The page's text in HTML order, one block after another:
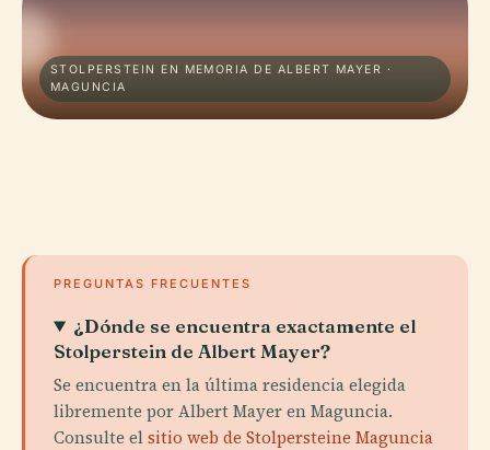
STOLPERSTEIN EN MEMORIA DE ALBERT MAYER ·
MAGUNCIA
PREGUNTAS FRECUENTES
¿Dónde se encuentra exactamente el
Stolperstein de Albert Mayer?
Se encuentra en la última residencia elegida
libremente por Albert Mayer en Maguncia.
Consulte elsitio web de Stolpersteine Maguncia